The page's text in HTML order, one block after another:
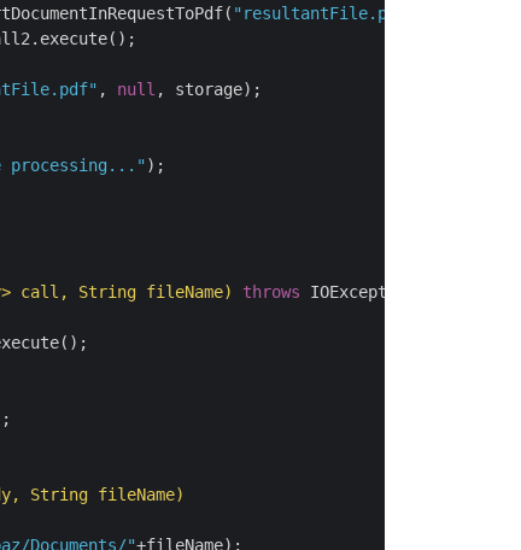
"resultantFile.pdf"
, null , storage);
processing..." );
call, String fileName) throws
String fileName)
Documents/"+fileName);